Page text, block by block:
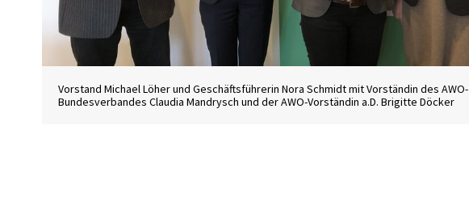
Vorstand Michael Löher und Geschäftsführerin Nora Schmidt mit Vorständin des AWO-
Bundesverbandes Claudia Mandrysch und der AWO-Vorständin a.D. Brigitte Döcker